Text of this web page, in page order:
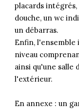
placards
douche, un wc
un débarras.
Enfin, l'ensemble
niveau
ainsi qu'une salle
l'extérieur.
En annexe : un